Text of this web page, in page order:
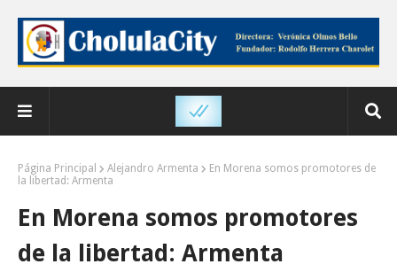
Página Principal Alejandro Armenta
En Morena somos promotores de
la libertad: Armenta
En Morena somos promotores
de la libertad: Armenta